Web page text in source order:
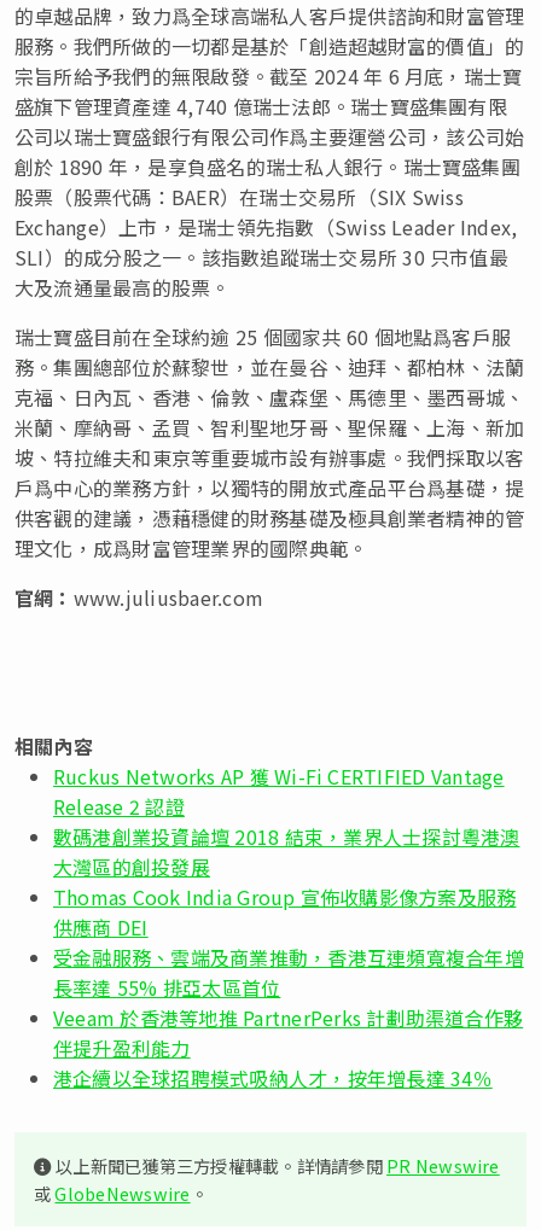
的卓越品牌，致力爲全球高端私人客戶提供諮詢和財富管理
服務。我們所做的一切都是基於「創造超越財富的價值」的
宗旨所給予我們的無限啟發。截至 2024 年 6 月底，瑞士寶
盛旗下管理資產達 4,740 億瑞士法郎。瑞士寶盛集團有限
公司以瑞士寶盛銀行有限公司作爲主要運營公司，該公司始
創於 1890 年，是享負盛名的瑞士私人銀行。瑞士寶盛集團
股票（股票代碼：BAER）在瑞士交易所（SIX Swiss
Exchange）上市，是瑞士領先指數（Swiss Leader Index,
SLI）的成分股之一。該指數追蹤瑞士交易所 30 只市值最
大及流通量最高的股票。
瑞士寶盛目前在全球約逾 25 個國家共 60 個地點爲客戶服
務。集團總部位於蘇黎世，並在曼谷、迪拜、都柏林、法蘭
克福、日內瓦、香港、倫敦、盧森堡、馬德里、墨西哥城、
米蘭、摩納哥、孟買、智利聖地牙哥、聖保羅、上海、新加
坡、特拉維夫和東京等重要城市設有辦事處。我們採取以客
戶爲中心的業務方針，以獨特的開放式產品平台爲基礎，提
供客觀的建議，憑藉穩健的財務基礎及極具創業者精神的管
理文化，成爲財富管理業界的國際典範。
官網： www.juliusbaer.com
相關內容
Ruckus Networks AP 獲 Wi-Fi CERTIFIED Vantage
Release 2 認證
數碼港創業投資論壇 2018 結束，業界人士探討粵港澳
大灣區的創投發展
Thomas Cook India Group 宣佈收購影像方案及服務
供應商 DEI
受金融服務、雲端及商業推動，香港互連頻寬複合年增
長率達 55% 排亞太區首位
Veeam 於香港等地推 PartnerPerks 計劃助渠道合作夥
伴提升盈利能力
港企續以全球招聘模式吸納人才，按年增長達 34％
以上新聞已獲第三方授權轉載。詳情請參閱PR Newswire
或GlobeNewswire 。